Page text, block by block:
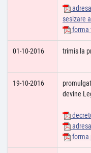
sesizare
forma
01-10-2016 trimis la
19-10-2016
devine
forma